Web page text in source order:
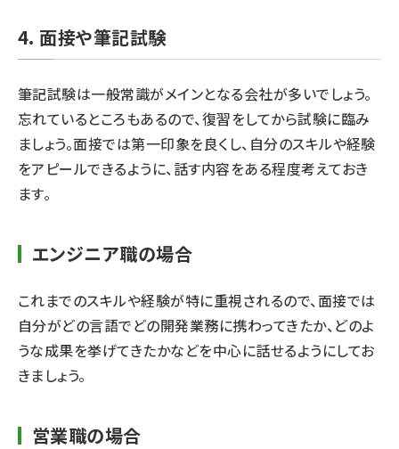
4. 面接や筆記試験
筆記試験は一般常識がメインとなる会社が多いでしょう。
忘れているところもあるので、復習をしてから試験に臨み
ましょう。面接では第一印象を良くし、自分のスキルや経験
をアピールできるように、話す内容をある程度考えておき
ます。
エンジニア職の場合
これまでのスキルや経験が特に重視されるので、面接では
自分がどの言語でどの開発業務に携わってきたか、どのよ
うな成果を挙げてきたかなどを中心に話せるようにしてお
きましょう。
営業職の場合